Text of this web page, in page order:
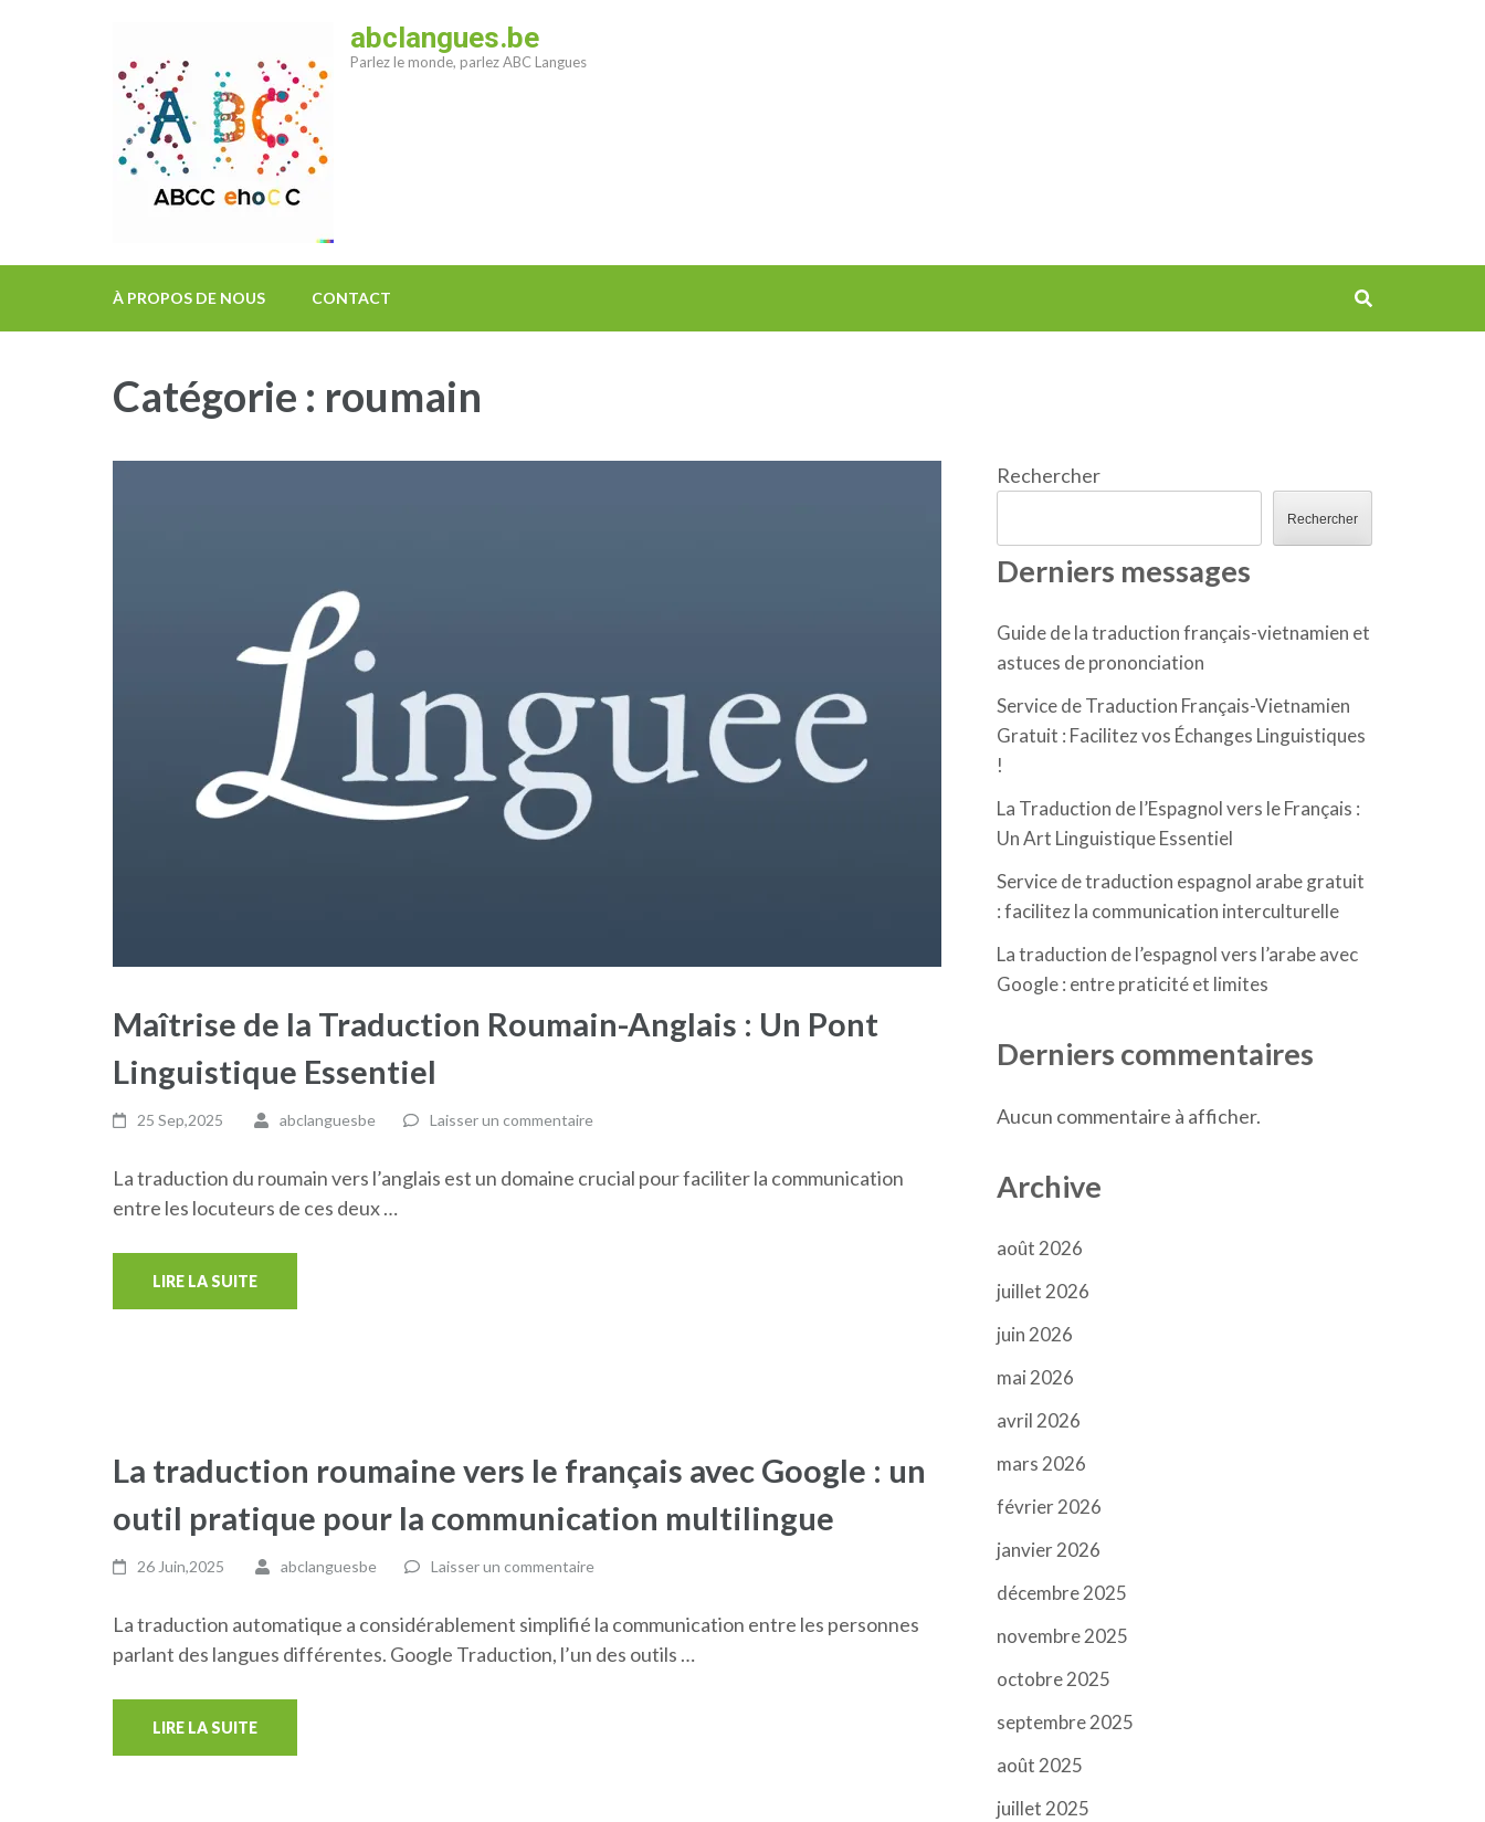
abclangues.be
Parlez le monde, parlez ABC Langues
À PROPOS DE NOUS CONTACT
Catégorie : roumain
Maîtrise de la Traduction Roumain-Anglais : Un Pont
Linguistique Essentiel
25 Sep,2025 abclanguesbe Laisser un commentaire
La traduction du roumain vers l’anglais est un domaine crucial pour faciliter la communication
entre les locuteurs de ces deux …
LIRE LA SUITE
La traduction roumaine vers le français avec Google : un
outil pratique pour la communication multilingue
26 Juin,2025 abclanguesbe Laisser un commentaire
La traduction automatique a considérablement simplifié la communication entre les personnes
parlant des langues différentes. Google Traduction, l’un des outils …
LIRE LA SUITE
Rechercher
Rechercher
Derniers messages
Guide de la traduction français-vietnamien et
astuces de prononciation
Service de Traduction Français-Vietnamien
Gratuit : Facilitez vos Échanges Linguistiques
!
La Traduction de l’Espagnol vers le Français :
Un Art Linguistique Essentiel
Service de traduction espagnol arabe gratuit
: facilitez la communication interculturelle
La traduction de l’espagnol vers l’arabe avec
Google : entre praticité et limites
Derniers commentaires
Aucun commentaire à afficher.
Archive
août 2026
juillet 2026
juin 2026
mai 2026
avril 2026
mars 2026
février 2026
janvier 2026
décembre 2025
novembre 2025
octobre 2025
septembre 2025
août 2025
juillet 2025